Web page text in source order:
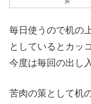
毎日使うので机の
としているとカッ
今度は毎回の出し
苦肉の策として机